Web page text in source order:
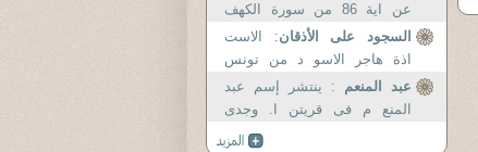
عن اية 86 من سورة الكهف
يقول...
السجود على الأذقان: الاست
اذة هاجر الاسو د من تونس
الخضر اء ...
عبد المنعم : ينتشر إسم عبد
المنع م فى قريتن ا. وجدى